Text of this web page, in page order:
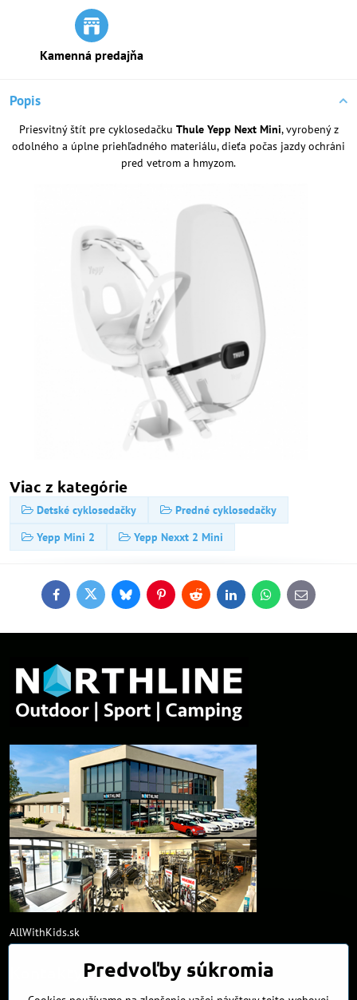
Kamenná predajňa
Popis
Priesvitný štít pre cyklosedačku Thule Yepp Next Mini, vyrobený z
odolného a úplne priehľadného materiálu, dieťa počas jazdy ochráni
pred vetrom a hmyzom.
Viac z kategórie
Detské cyklosedačky
Predné cyklosedačky
Yepp Mini 2
Yepp Nexxt 2 Mini
FacebookTwitterBlueskyPinterestReddit LinkedInWhatsApp
E-
mail
AllWithKids.sk
Predvoľby súkromia